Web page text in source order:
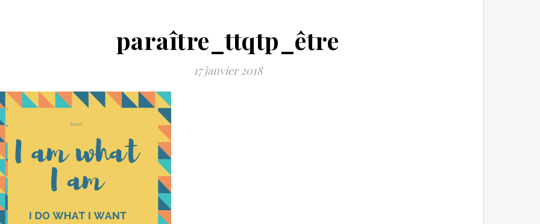
paraître_ttqtp_être
17 janvier 2018